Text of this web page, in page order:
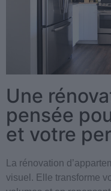
Une
pensée
et votre
La rénovation
visuel. Elle transforme